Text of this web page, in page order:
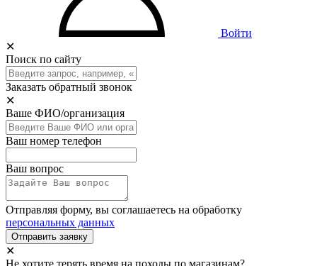
Войти
✕
Поиск по сайту
Заказать обратный звонок
✕
Ваше ФИО/организация
Ваш номер телефон
Ваш вопрос
Отправляя форму, вы соглашаетесь на обработку
персональных данных
Отправить заявку
✕
Не хотите терять время на походы по магазинам?